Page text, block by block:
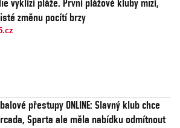
vyklízí pláže. První plážové kluby mizí,
změnu pocítí brzy
přestupy ONLINE: Slavný klub chce
Sparta ale měla nabídku odmítnout